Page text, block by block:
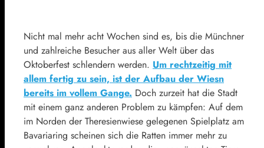
Nicht mal mehr acht Wochen sind es, bis die Münchner
und zahlreiche Besucher aus aller Welt über das
Oktoberfest schlendern werden. Um rechtzeitig mit
allem fertig zu sein, ist der Aufbau der Wiesn
bereits im vollem Gange. Doch zurzeit hat die Stadt
mit einem ganz anderen Problem zu kämpfen: Auf dem
im Norden der Theresienwiese gelegenen Spielplatz am
Bavariaring scheinen sich die Ratten immer mehr zu